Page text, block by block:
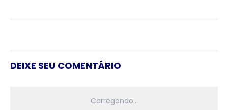
DEIXE SEU COMENTÁRIO